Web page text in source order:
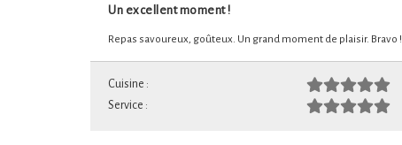
Un excellent moment !
Repas savoureux, goûteux. Un grand moment de plaisir. Bravo !
Cuisine :
Service :